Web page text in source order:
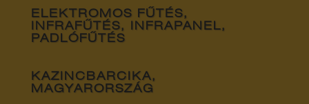
ELEKTROMOS FŰTÉS,
INFRAFŰTÉS, INFRAPANEL,
PADLÓFŰTÉS
KAZINCBARCIKA,
MAGYARORSZÁG